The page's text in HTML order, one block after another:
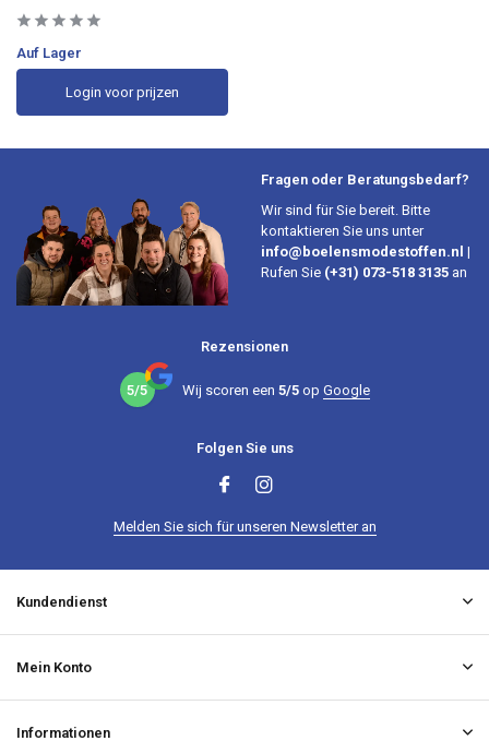
Auf Lager
Login voor prijzen
Fragen oder Beratungsbedarf?
Wir sind für Sie bereit. Bitte
kontaktieren Sie uns unter
info@boelensmodestoffen.nl |
Rufen Sie (+31) 073-518 3135 an
Rezensionen
5/5 Wij scoren een 5/5op Google
Folgen Sie uns
Melden Sie sich für unseren Newsletter an
Kundendienst
Mein Konto
Informationen